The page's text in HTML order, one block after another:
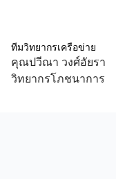
ทีมวิทยากรเครือข่าย
คุณปวีณา วงศ์อัยรา
วิทยากรโภชนาการ